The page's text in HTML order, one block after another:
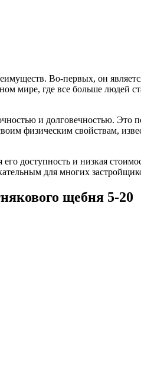
Во-первых, он
мире, где все больше людей
и долговечностью. Это
физическим свойствам,
доступность и низкая
для многих
щебня 5-20